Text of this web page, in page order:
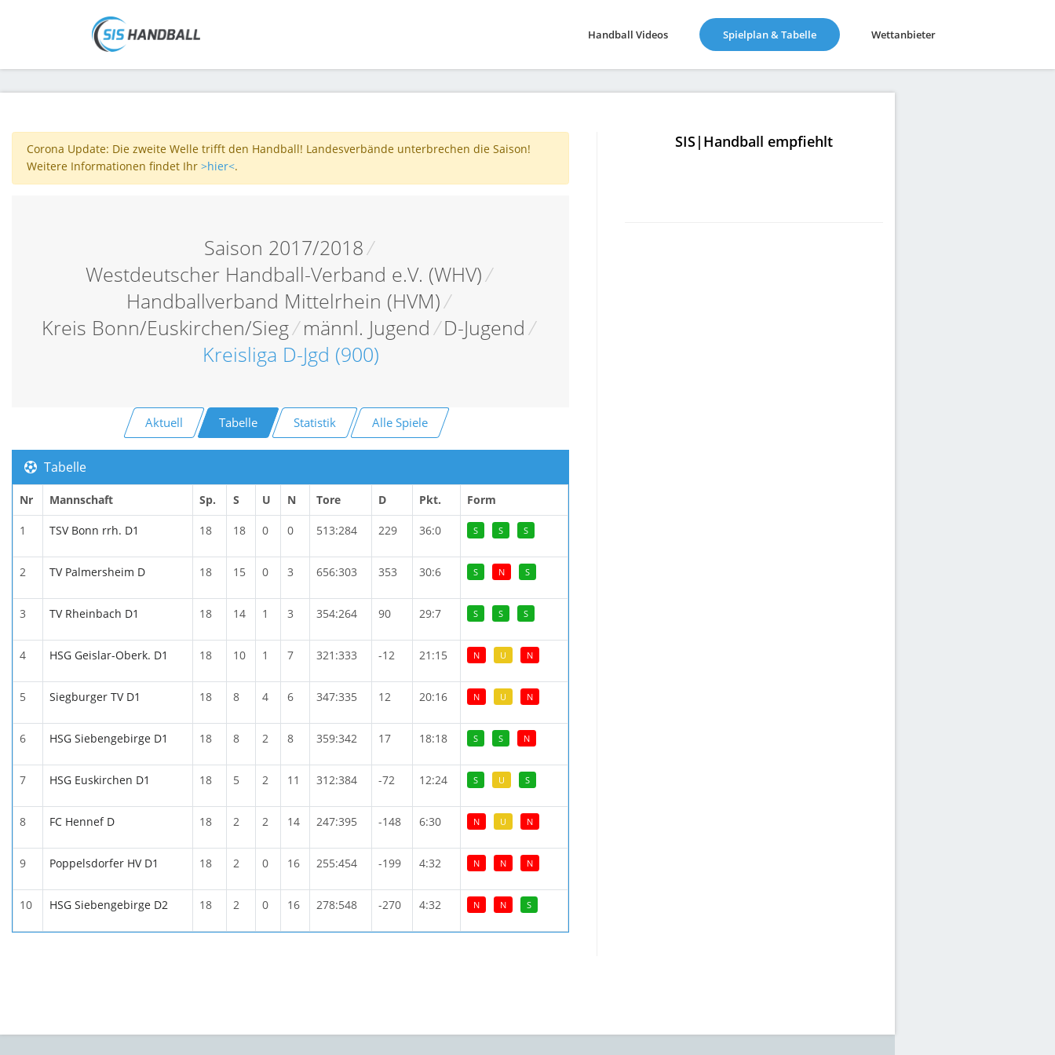
Handball Videos Spielplan & Tabelle(current) Wettanbieter
Corona Update: Die zweite Welle trifft den Handball! Landesverbände unterbrechen die Saison!
Weitere Informationen findet Ihr >hier<.
Saison 2017/2018/
Westdeutscher Handball-Verband e.V. (WHV)/
Handballverband Mittelrhein (HVM)/
Kreis Bonn/Euskirchen/Sieg/ männl. Jugend/D-Jugend /
Kreisliga D-Jgd (900)
Aktuell Tabelle Statistik Alle Spiele
Tabelle
Nr Mannschaft Sp. S U N Tore D Pkt. Form
1 TSV Bonn rrh. D1 18 18 0 0 513:284 229 36:0 S S S
2 TV Palmersheim D 18 15 0 3 656:303 353 30:6 S N S
3 TV Rheinbach D1 18 14 1 3 354:264 90 29:7 S S S
4 HSG Geislar-Oberk. D1 18 10 1 7 321:333 -12 21:15 N U N
5 Siegburger TV D1 18 8 4 6 347:335 12 20:16 N U N
6 HSG Siebengebirge D1 18 8 2 8 359:342 17 18:18 S S N
7 HSG Euskirchen D1 18 5 2 11 312:384 -72 12:24 S U S
8 FC Hennef D 18 2 2 14 247:395 -148 6:30 N U N
9 Poppelsdorfer HV D1 18 2 0 16 255:454 -199 4:32 N N N
10 HSG Siebengebirge D2 18 2 0 16 278:548 -270 4:32 N N S
SIS|Handball empfiehlt